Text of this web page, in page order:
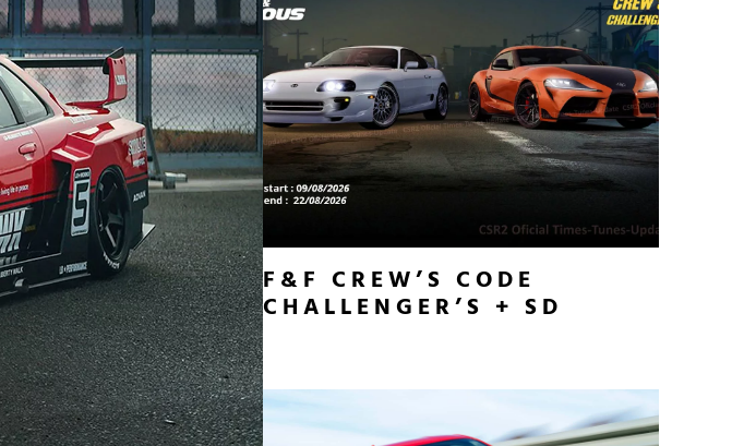
F&F CREW’S CODE
CHALLENGER’S + SD